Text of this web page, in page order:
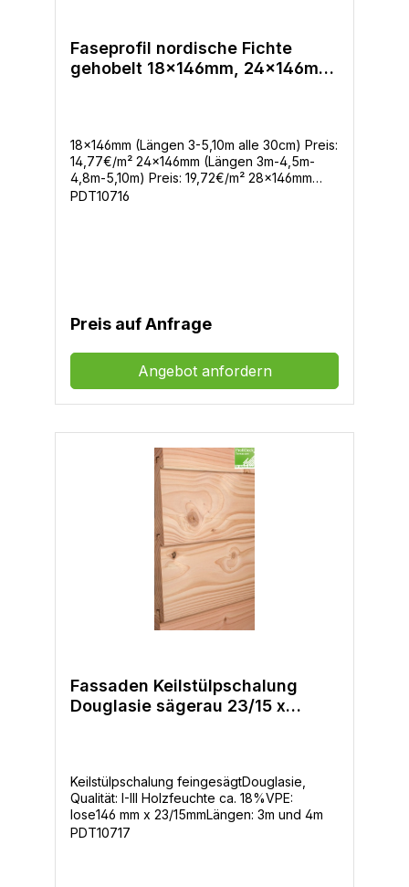
Faseprofil nordische Fichte
gehobelt 18x146mm, 24x146mm,
18x146mm (Längen 3-5,10m alle 30cm) Preis:
14,77€/m² 24x146mm (Längen 3m-4,5m-
4,8m-5,10m) Preis: 19,72€/m² 28x146mm
(Längen 3m-4,5m-4,8m-5,10m) Preis:
PDT10716
Preis auf Anfrage
Angebot anfordern
Fassaden Keilstülpschalung
Douglasie sägerau 23/15 x
Keilstülpschalung feingesägtDouglasie,
Qualität: I-III Holzfeuchte ca. 18%VPE:
lose146 mm x 23/15mmLängen: 3m und 4m
PDT10717